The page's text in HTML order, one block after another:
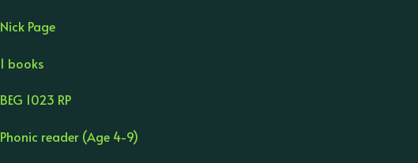
Nick Page
1 books
BEG 1023 RP
Phonic reader (Age 4-9)